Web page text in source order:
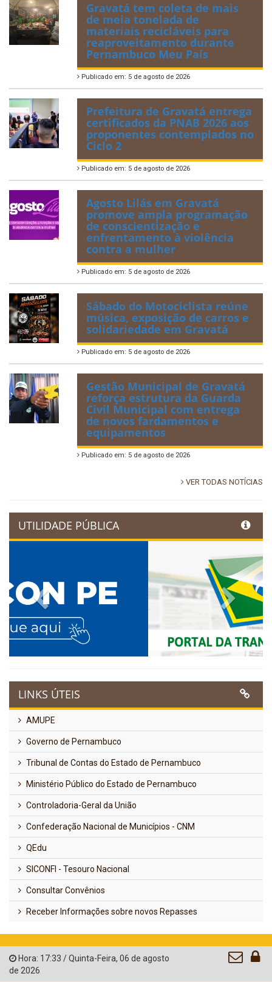
Gravatá tem coleta de mais
de meia tonelada de
materiais recicláveis para
reaproveitamento durante
Pernambuco Meu País
Publicado em: 5 de agosto de 2026
Prefeitura de Gravatá entrega
certificados da PNAB 2026 aos
proponentes contemplados no
Ciclo 2
Publicado em: 5 de agosto de 2026
Agosto Lilás em Gravatá
promove ampla programação
de conscientização e
enfrentamento à violência
contra a mulher
Publicado em: 5 de agosto de 2026
Sábado do Motociclista reúne
música, exposição de carros e
solidariedade em Gravatá
Publicado em: 5 de agosto de 2026
Gestão Municipal de Gravatá
reforça estrutura da Guarda
Civil Municipal com entrega
de novos fardamentos e
equipamentos
Publicado em: 5 de agosto de 2026
VER TODAS NOTÍCIAS
UTILIDADE PÚBLICA
Previous Next
LINKS ÚTEIS
AMUPE
Governo de Pernambuco
Tribunal de Contas do Estado de Pernambuco
Ministério Público do Estado de Pernambuco
Controladoria-Geral da União
Confederação Nacional de Municípios - CNM
QEdu
SICONFI - Tesouro Nacional
Consultar Convênios
Receber Informações sobre novos Repasses
Hora: 17:33 /Quinta-Feira, 06 de agosto
de 2026